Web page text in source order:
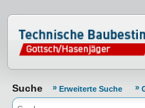
Normenportal
Suche Erweiterte Suche